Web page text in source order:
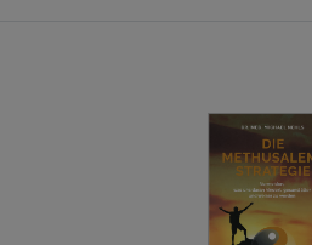
Marketing Cookies (3)
Beschreibung Marketing Cookies
Cookie-Informationen